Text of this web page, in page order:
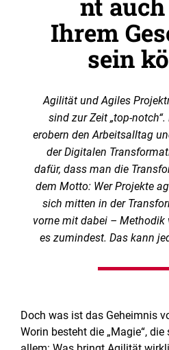
Ihrem
sein
Agilität und Agiles
sind zur Zeit „top-
erobern den Arbeitsalltag
der Digitalen
dafür, dass man die
dem Motto: Wer Projekte
sich mitten in der
vorne mit dabei – Methodik
es zumindest. Das kann
Doch was ist das Geheimnis
Worin besteht die „Magie“,